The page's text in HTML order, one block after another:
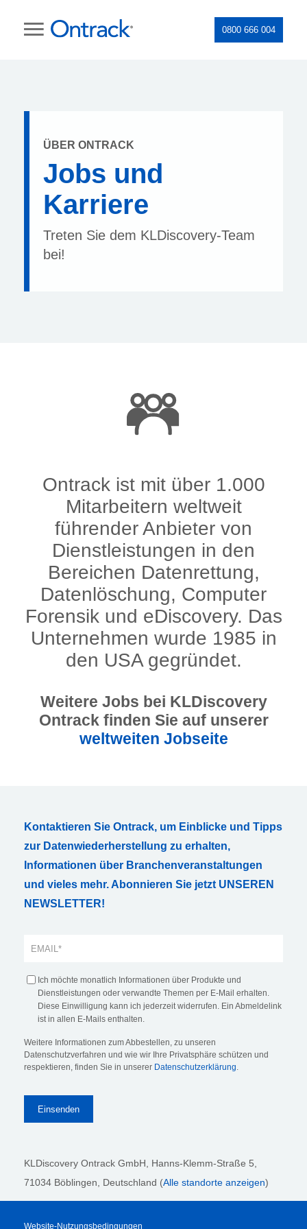
0800 666 004
ÜBER ONTRACK
Jobs und
Karriere
Treten Sie dem KLDiscovery-Team
bei!
Ontrack ist mit über 1.000
Mitarbeitern weltweit
führender Anbieter von
Dienstleistungen in den
Bereichen Datenrettung,
Datenlöschung, Computer
Forensik und eDiscovery. Das
Unternehmen wurde 1985 in
den USA gegründet.
Weitere Jobs bei KLDiscovery
Ontrack finden Sie auf unserer
weltweiten Jobseite
Kontaktieren Sie Ontrack, um Einblicke und Tipps
zur Datenwiederherstellung zu erhalten,
Informationen über Branchenveranstaltungen
und vieles mehr. Abonnieren Sie jetzt UNSEREN
NEWSLETTER!
Ich möchte monatlich Informationen über Produkte und
Dienstleistungen oder verwandte Themen per E-Mail erhalten.
Diese Einwilligung kann ich jederzeit widerrufen. Ein Abmeldelink
ist in allen E-Mails enthalten.
Weitere Informationen zum Abbestellen, zu unseren
Datenschutzverfahren und wie wir Ihre Privatsphäre schützen und
respektieren, finden Sie in unserer Datenschutzerklärung.
KLDiscovery Ontrack GmbH, Hanns-Klemm-Straße 5,
71034 Böblingen, Deutschland (Alle standorte anzeigen)
Website-Nutzungsbedingungen